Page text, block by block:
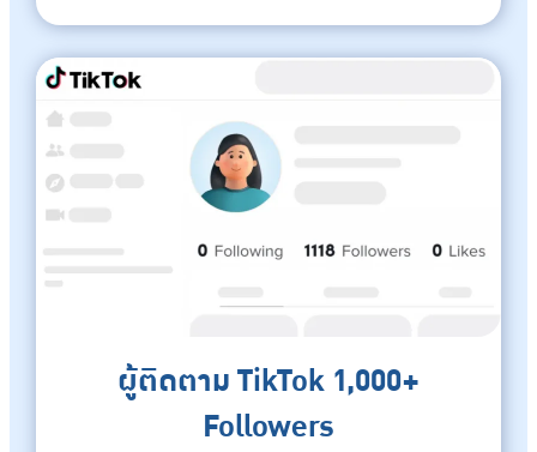
ผู้ติดตาม TikTok 1,000+
Followers